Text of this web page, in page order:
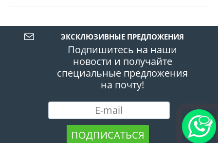
ЭКСКЛЮЗИВНЫЕ ПРЕДЛОЖЕНИЯ
Подпишитесь на наши
новости и получайте
специальные предложения
на почту!
ПОДПИСАТЬСЯ